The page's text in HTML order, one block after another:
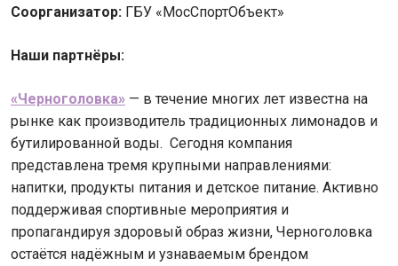
Соорганизатор: ГБУ «МосСпортОбъект»
Наши партнёры:
«Черноголовка» — в течение многих лет известна на
рынке как производитель традиционных лимонадов и
бутилированной воды. Сегодня компания
представлена тремя крупными направлениями:
напитки, продукты питания и детское питание. Активно
поддерживая спортивные мероприятия и
пропагандируя здоровый образ жизни, Черноголовка
остаётся надёжным и узнаваемым брендом